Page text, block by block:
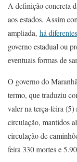
A definição concreta
aos estados. Assim
ampliada, há
governo estadual ou
eventuais formas de
O governo do
termo, que traduziu
valer na terça-feira
circulação, mantidos
circulação de
feira 330 mortes e